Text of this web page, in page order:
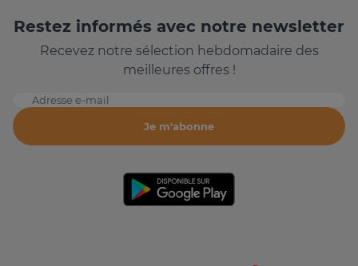
Restez informés avec notre newsletter
Recevez notre sélection hebdomadaire des
meilleures offres !
Adresse e-mail
Je m'abonne